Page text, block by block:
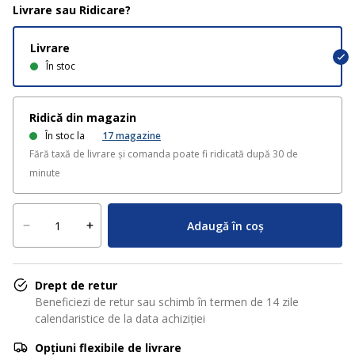
Livrare sau Ridicare?
Livrare
În stoc
Ridică din magazin
În stoc la 17magazine
Fără taxă de livrare și comanda poate fi ridicată după 30 de
minute
Adaugă în coș
Drept de retur
Beneficiezi de retur sau schimb în termen de 14 zile
calendaristice de la data achiziției
Opțiuni flexibile de livrare